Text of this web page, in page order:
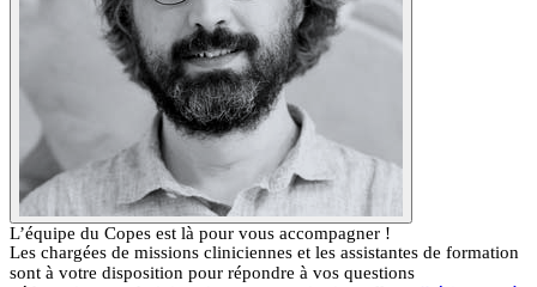
L’équipe du Copes est là pour vous accompagner !
Les chargées de missions cliniciennes et les assistantes de formation
sont à votre disposition pour répondre à vos questions